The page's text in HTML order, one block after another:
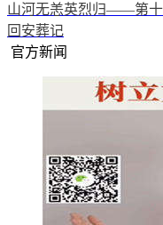
山河无恙英烈归——第十
回安葬记
官方新闻